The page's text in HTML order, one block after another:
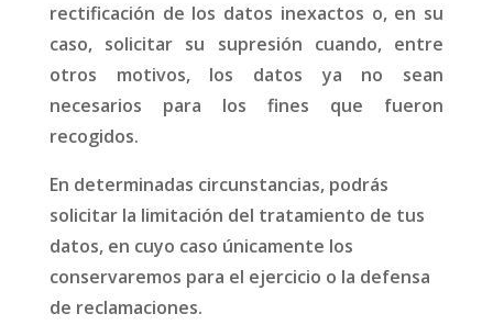
rectificación de los datos inexactos o, en su
caso, solicitar su supresión cuando, entre
otros motivos, los datos ya no sean
necesarios para los fines que fueron
recogidos.
En determinadas circunstancias, podrás
solicitar la limitación del tratamiento de tus
datos, en cuyo caso únicamente los
conservaremos para el ejercicio o la defensa
de reclamaciones.